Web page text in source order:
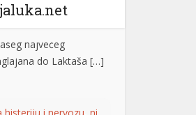
histeriju i nervozu, ni
na čijem je čelu
iznad zakona”
SNSD-a Srđan